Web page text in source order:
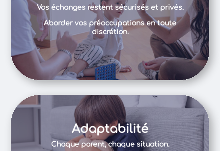
Vos échanges restent sécurisés et privés.
Aborder vos préoccupations en toute
discrétion.
Adaptabilité
Chaque parent, chaque situation.